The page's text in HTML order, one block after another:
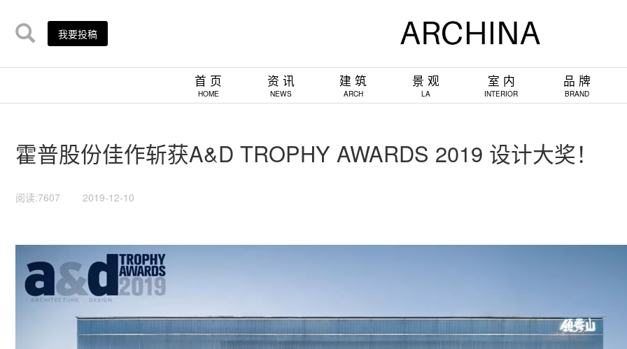
我要投稿
首 页
HOME
资 讯
NEWS
建 筑
ARCH
景 观
LA
室 内
INTERIOR
品 牌
BRAND
霍普股份佳作斩获A&D TROPHY AWARDS 2019 设计大奖！
阅读:7607 2019-12-10